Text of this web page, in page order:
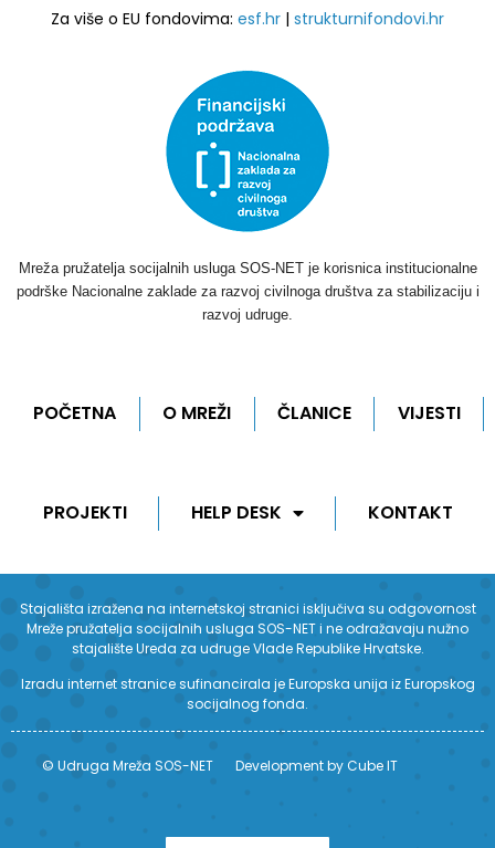
Za više o EU fondovima: esf.hr | strukturnifondovi.hr
Mreža pružatelja socijalnih usluga SOS-NET je korisnica institucionalne
podrške Nacionalne zaklade za razvoj civilnoga društva za stabilizaciju i
razvoj udruge.
POČETNA O MREŽI ČLANICE VIJESTI
PROJEKTI HELP DESK KONTAKT
Stajališta izražena na internetskoj stranici isključiva su odgovornost
Mreže pružatelja socijalnih usluga SOS-NET i ne odražavaju nužno
stajalište Ureda za udruge Vlade Republike Hrvatske.
Izradu internet stranice sufinancirala je Europska unija iz Europskog
socijalnog fonda.
© Udruga Mreža SOS-NET Development by Cube IT